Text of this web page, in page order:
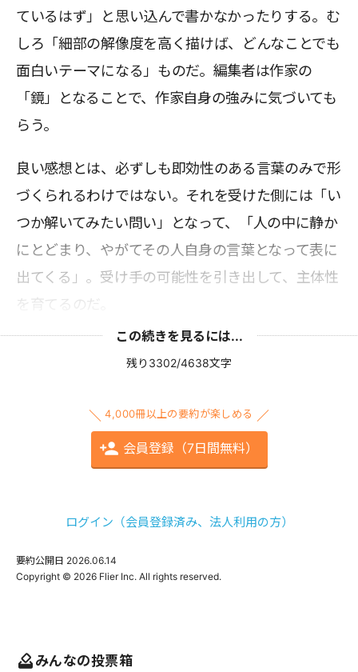
ているはず」と思い込んで書かなかったりする。む
しろ「細部の解像度を高く描けば、どんなことでも
面白いテーマになる」ものだ。編集者は作家の
「鏡」となることで、作家自身の強みに気づいても
らう。
良い感想とは、必ずしも即効性のある言葉のみで形
づくられるわけではない。それを受けた側には「い
つか解いてみたい問い」となって、「人の中に静か
にとどまり、やがてその人自身の言葉となって表に
出てくる」。受け手の可能性を引き出して、主体性
を育てるのだ。
この続きを見るには...
残り3302/4638文字
4,000冊以上の要約が楽しめる
会員登録（7日間無料）
ログイン（会員登録済み、法人利用の方）
要約公開日 2026.06.14
みんなの投票箱